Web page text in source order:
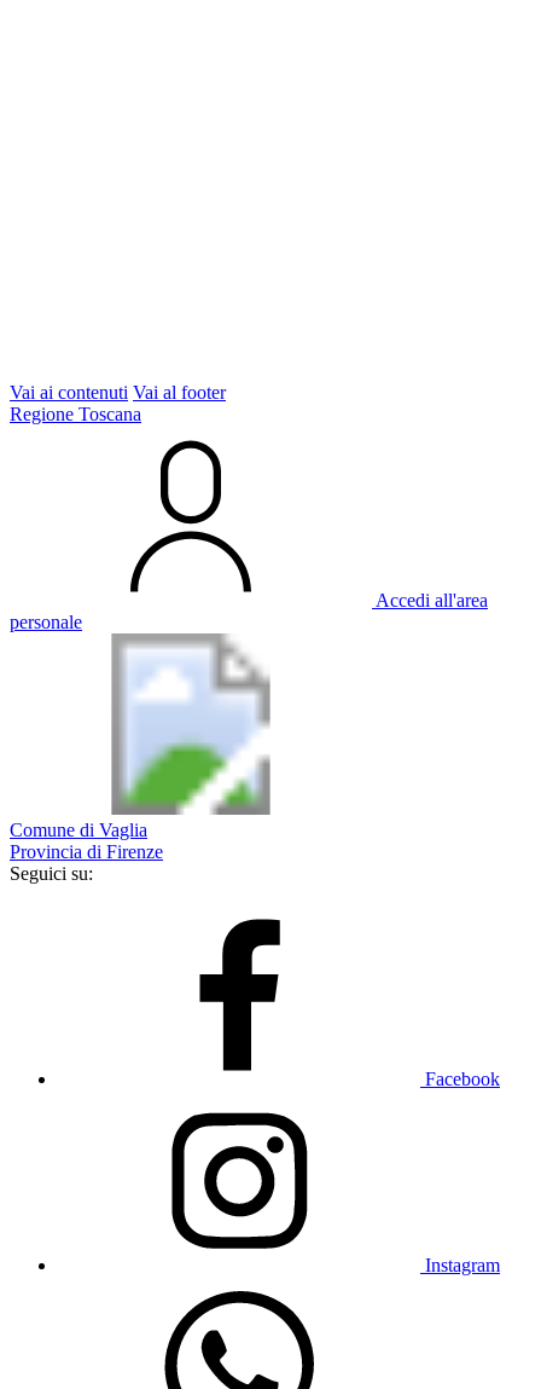
Vai ai contenuti Vai al footer
Regione Toscana
Accedi all'area
personale
Comune di Vaglia
Provincia di Firenze
Seguici su:
Facebook
Instagram